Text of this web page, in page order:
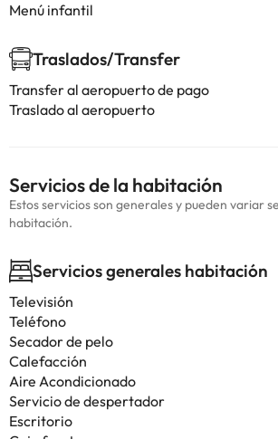
Menú infantil
Traslados/Transfer
Transfer al aeropuerto de pago
Traslado al aeropuerto
Servicios de la habitación
Estos servicios son generales y pueden variar
habitación.
Servicios generales habitación
Televisión
Teléfono
Secador de pelo
Calefacción
Aire Acondicionado
Servicio de despertador
Escritorio